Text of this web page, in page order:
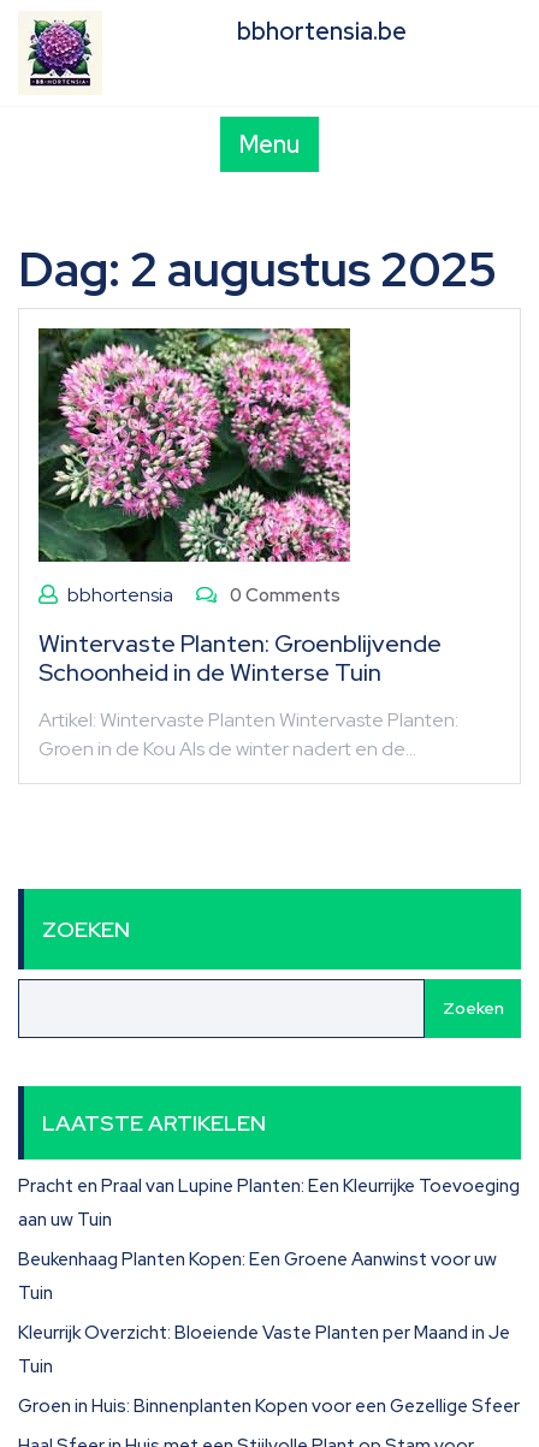
content
bbhortensia.be
Menu
Dag: 2 augustus 2025
bbhortensia 0 Comments
Wintervaste Planten: Groenblijvende
Schoonheid in de Winterse Tuin
Artikel: Wintervaste Planten Wintervaste Planten:
Groen in de Kou Als de winter nadert en de…
ZOEKEN
Zoeken
LAATSTE ARTIKELEN
Pracht en Praal van Lupine Planten: Een Kleurrijke Toevoeging
aan uw Tuin
Beukenhaag Planten Kopen: Een Groene Aanwinst voor uw
Tuin
Kleurrijk Overzicht: Bloeiende Vaste Planten per Maand in Je
Tuin
Groen in Huis: Binnenplanten Kopen voor een Gezellige Sfeer